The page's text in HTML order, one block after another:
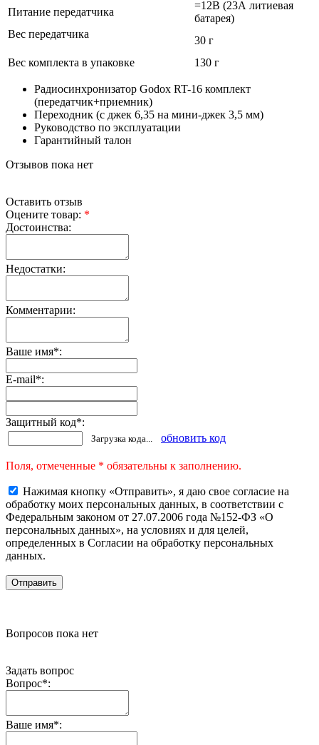
Питание передатчика
=12В (23А литиевая
батарея)
Вес передатчика
30 г
Вес комплекта в упаковке
130 г
Радиосинхронизатор Godox RT-16 комплект
(передатчик+приемник)
Переходник (с джек 6,35 на мини-джек 3,5 мм)
Руководство по эксплуатации
Гарантийный талон
Отзывов пока нет
Оставить отзыв
Оцените товар: *
Достоинства:
Недостатки:
Комментарии:
Ваше имя*:
E-mail*:
Защитный код*:
Загрузка кода... обновить код
Поля, отмеченные * обязательны к заполнению.
Нажимая кнопку «Отправить», я даю свое согласие на
обработку моих персональных данных, в соответствии с
Федеральным законом от 27.07.2006 года №152-ФЗ «О
персональных данных», на условиях и для целей,
определенных в Согласии на обработку персональных
данных.
Вопросов пока нет
Задать вопрос
Вопрос*:
Ваше имя*: